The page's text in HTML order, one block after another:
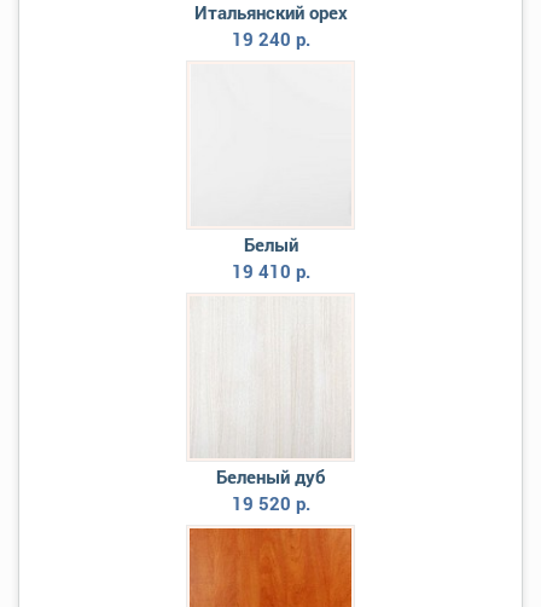
Итальянский орех
19 240 р.
Белый
19 410 р.
Беленый дуб
19 520 р.